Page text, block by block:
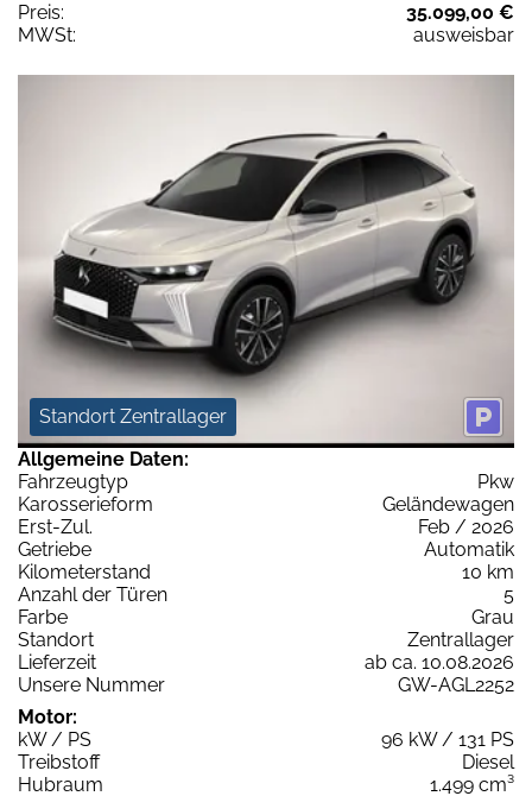
Preis:
35.099,00 €
MWSt:
ausweisbar
Standort Zentrallager
Allgemeine Daten:
Fahrzeugtyp
Pkw
Karosserieform
Geländewagen
Erst-Zul.
Feb / 2026
Getriebe
Automatik
Kilometerstand
10 km
Anzahl der Türen
5
Farbe
Grau
Standort
Zentrallager
Lieferzeit
ab ca. 10.08.2026
Unsere Nummer
GW-AGL2252
Motor:
kW / PS
96 kW / 131 PS
Treibstoff
Diesel
Hubraum
1.499 cm³